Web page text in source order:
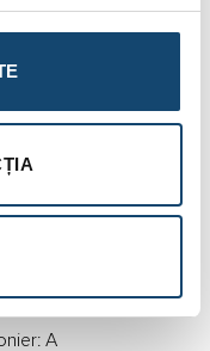
de vreme;
A